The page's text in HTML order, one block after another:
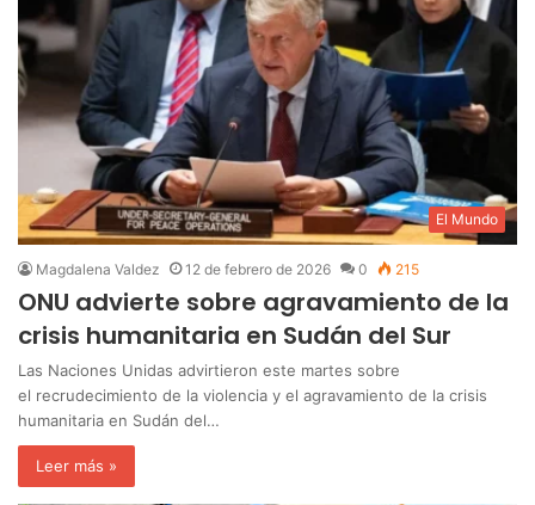
El Mundo
Magdalena Valdez 12 de febrero de 2026 0 215
ONU advierte sobre agravamiento de la
crisis humanitaria en Sudán del Sur
Las Naciones Unidas advirtieron este martes sobre
el recrudecimiento de la violencia y el agravamiento de la crisis
humanitaria en Sudán del…
Leer más »